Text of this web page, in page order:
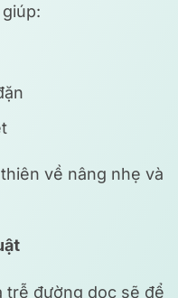
về nâng nhẹ và
trễ đường dọc sẽ để